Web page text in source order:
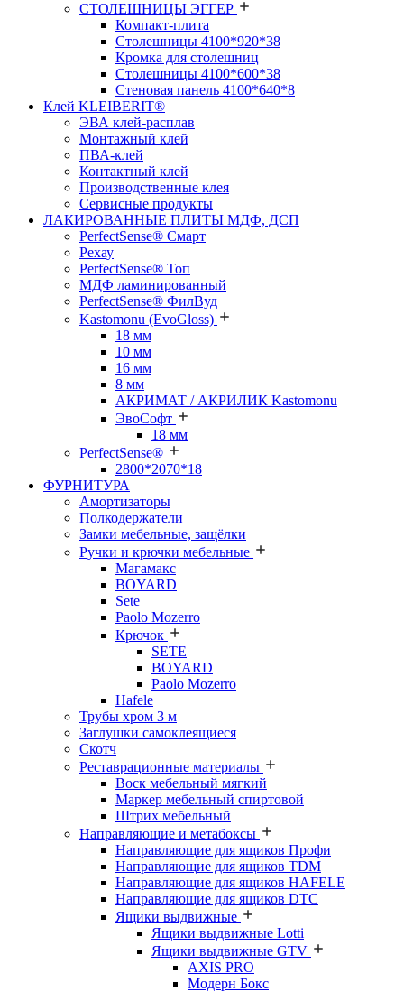
СТОЛЕШНИЦЫ ЭГГЕР
Компакт-плита
Столешницы 4100*920*38
Кромка для столешниц
Столешницы 4100*600*38
Стеновая панель 4100*640*8
Клей KLEIBERIT®
ЭВА клей-расплав
Монтажный клей
ПВА-клей
Контактный клей
Производственные клея
Сервисные продукты
ЛАКИРОВАННЫЕ ПЛИТЫ МДФ, ДСП
PerfectSense® Смарт
Рехау
PerfectSense® Топ
МДФ ламинированный
PerfectSense® ФилВуд
Kastomonu (EvoGloss)
18 мм
10 мм
16 мм
8 мм
АКРИМАТ / АКРИЛИК Kastomonu
ЭвоСофт
18 мм
PerfectSense®
2800*2070*18
ФУРНИТУРА
Амортизаторы
Полкодержатели
Замки мебельные, защёлки
Ручки и крючки мебельные
Магамакс
BOYARD
Sete
Paolo Mozerro
Крючок
SETE
BOYARD
Paolo Mozerro
Hafele
Трубы хром 3 м
Заглушки самоклеящиеся
Скотч
Реставрационные материалы
Воск мебельный мягкий
Маркер мебельный спиртовой
Штрих мебельный
Направляющие и метабоксы
Направляющие для ящиков Профи
Направляющие для ящиков TDM
Направляющие для ящиков HAFELE
Направляющие для ящиков DTC
Ящики выдвижные
Ящики выдвижные Lotti
Ящики выдвижные GTV
AXIS PRO
Модерн Бокс